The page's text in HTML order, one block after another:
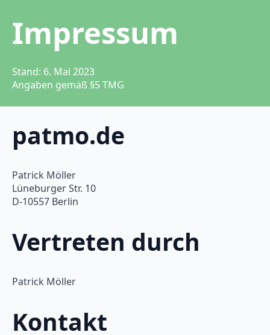
Impressum
Stand: 6. Mai 2023
Angaben gemäß §5 TMG
patmo.de
Patrick Möller
Lüneburger Str. 10
D-10557 Berlin
Vertreten durch
Patrick Möller
Kontakt